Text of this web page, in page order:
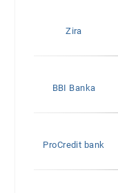
Zira
BBI Banka
ProCredit bank